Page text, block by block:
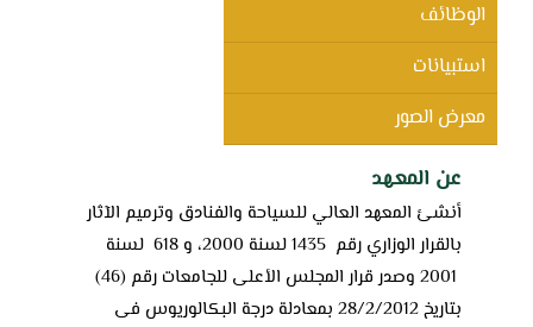
الوظائف
استبيانات
معرض الصور
عن المعهد
أنشئ المعهد العالي للسياحة والفنادق وترميم الآثار
بالقرار الوزاري رقم 1435 لسنة 2000، و 618 لسنة
2001 وصدر قرار المجلس الأعلى للجامعات رقم (46)
بتاريخ 28/2/2012 بمعادلة درجة البكالوريوس فى